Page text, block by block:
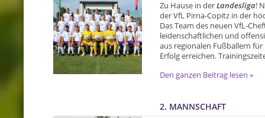
Zu Hause in derLandesliga!
der VfL Pirna-Copitz in der
Das Team des neuen VfL-
leidenschaftlichen und
aus regionalen Fußballern
Erfolg erreichen.
Den ganzen Beitrag lesen »
2. MANNSCHAFT